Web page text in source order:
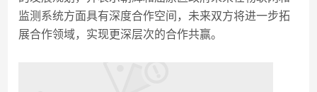
监测系统方面具有深度合作空间，未来双方将进一步拓
展合作领域，实现更深层次的合作共赢。